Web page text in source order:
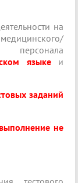
на
языке и
заданий
не